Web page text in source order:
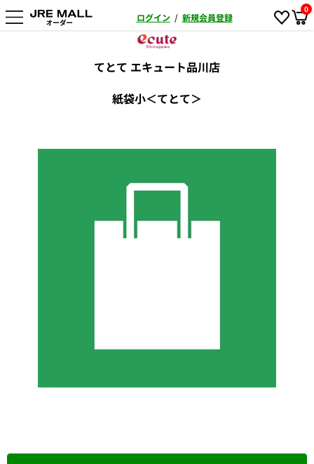
ログイン / 新規会員登録
0
てとて エキュート品川店
紙袋小＜てとて＞